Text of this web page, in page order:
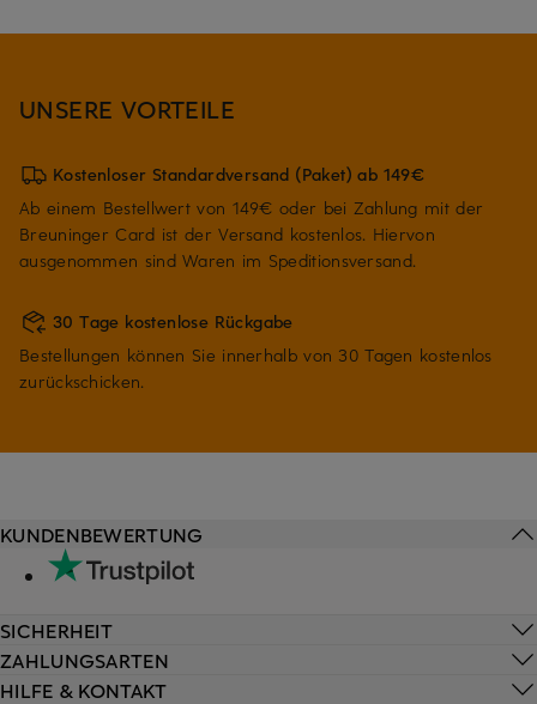
UNSERE VORTEILE
Kostenloser Standardversand (Paket) ab 149€
Ab einem Bestellwert von 149€ oder bei Zahlung mit der
Breuninger Card ist der Versand kostenlos. Hiervon
ausgenommen sind Waren im Speditionsversand.
30 Tage kostenlose Rückgabe
Bestellungen können Sie innerhalb von 30 Tagen kostenlos
zurückschicken.
HILFE & KONTAKT
KUNDENBEWERTUNG
SICHERHEIT
ZAHLUNGSARTEN